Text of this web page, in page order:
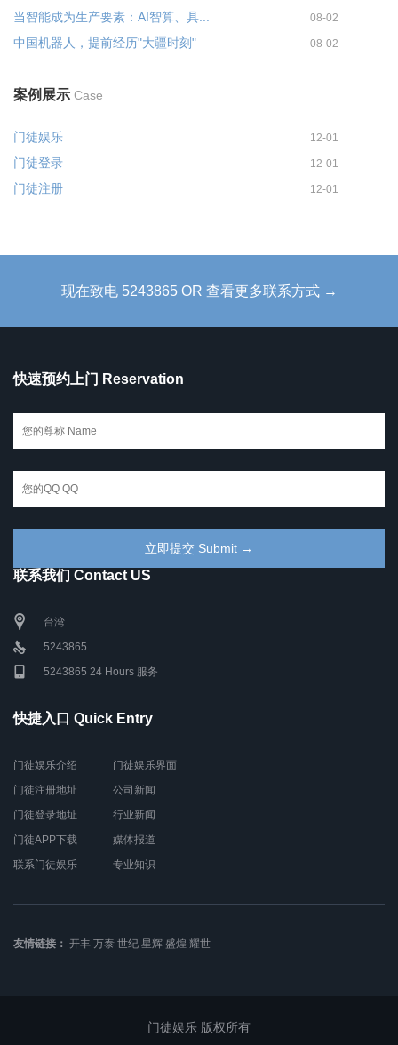
当智能成为生产要素：AI智算、具... 08-02
中国机器人，提前经历"大疆时刻" 08-02
案例展示 Case
门徒娱乐 12-01
门徒登录 12-01
门徒注册 12-01
现在致电 5243865 OR 查看更多联系方式 →
快速预约上门 Reservation
联系我们 Contact US
台湾
5243865
5243865 24 Hours 服务
快捷入口 Quick Entry
门徒娱乐介绍
门徒注册地址
门徒登录地址
门徒APP下载
联系门徒娱乐
门徒娱乐界面
公司新闻
行业新闻
媒体报道
专业知识
友情链接： 开丰 万泰 世纪 星辉 盛煌 耀世
门徒娱乐 版权所有